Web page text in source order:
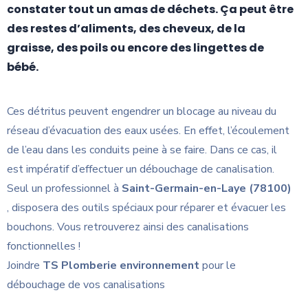
constater tout un amas de déchets. Ça peut être
des restes d’aliments, des cheveux, de la
graisse, des poils ou encore des lingettes de
bébé.
Ces détritus peuvent engendrer un blocage au niveau du
réseau d’évacuation des eaux usées. En effet, l’écoulement
de l’eau dans les conduits peine à se faire. Dans ce cas, il
est impératif d’effectuer un débouchage de canalisation.
Seul un professionnel à Saint-Germain-en-Laye (78100)
, disposera des outils spéciaux pour réparer et évacuer les
bouchons. Vous retrouverez ainsi des canalisations
fonctionnelles !
Joindre TS Plomberie environnementpour le
débouchage de vos canalisations